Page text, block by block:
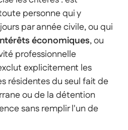
personne qui y
par année civile, ou qui
économiques, ou
professionnelle
explicitement les
résidentes du seul fait de
ou de la détention
sans remplir l'un de